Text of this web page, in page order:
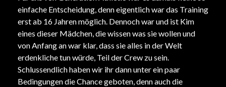
einfache Entscheidung, denn eigentlich war das Training
erst ab 16 Jahren möglich. Dennoch war und ist Kim
eines dieser Mädchen, die wissen was sie wollen und
von Anfang an war klar, dass sie alles in der Welt
erdenkliche tun würde, Teil der Crew zu sein.
Schlussendlich haben wir ihr dann unter ein paar
Bedingungen die Chance geboten, denn auch die